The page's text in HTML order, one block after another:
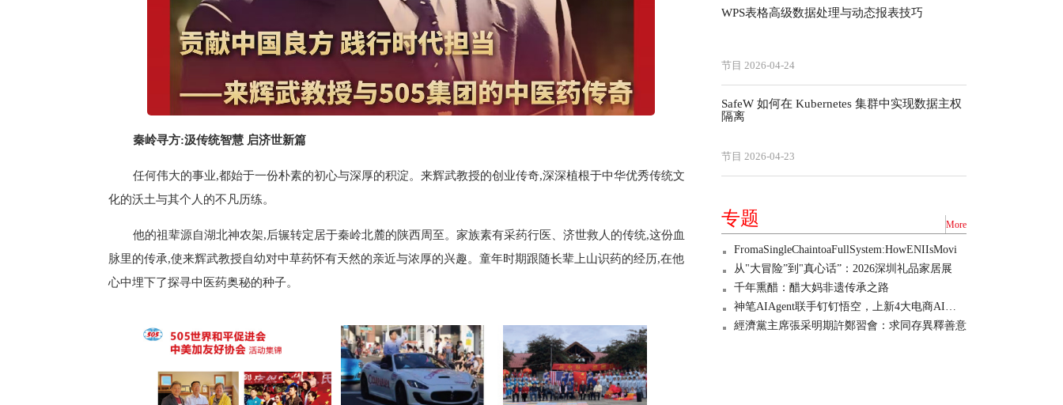
秦岭寻方:汲传统智慧 启济世新篇
任何伟大的事业,都始于一份朴素的初心与深厚的积淀。来辉武教授的创业传奇,深深植根于中华优秀传统文
化的沃土与其个人的不凡历练。
他的祖辈源自湖北神农架,后辗转定居于秦岭北麓的陕西周至。家族素有采药行医、济世救人的传统,这份血
脉里的传承,使来辉武教授自幼对中草药怀有天然的亲近与浓厚的兴趣。童年时期跟随长辈上山识药的经历,在他
心中埋下了探寻中医药奥秘的种子。
WPS表格高级数据处理与动态报表技巧
节目 2026-04-24
SafeW 如何在 Kubernetes 集群中实现数据主权
隔离
节目 2026-04-23
专题 More
FromaSingleChaintoaFullSystem:HowENIIsMovi
从"大冒险”到"真心话”：2026深圳礼品家居展
千年熏醋：醋大妈非遗传承之路
神笔AIAgent联手钉钉悟空，上新4大电商AI技能
經濟黨主席張采明期許鄭習會：求同存異釋善意